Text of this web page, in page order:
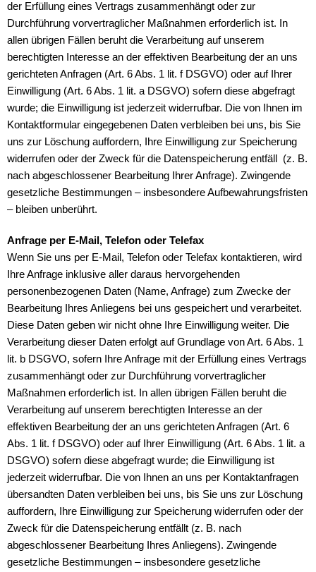
der Erfüllung eines Vertrags zusammenhängt oder zur
Durchführung vorvertraglicher Maßnahmen erforderlich ist. In
allen übrigen Fällen beruht die Verarbeitung auf unserem
berechtigten Interesse an der effektiven Bearbeitung der an uns
gerichteten Anfragen (Art. 6 Abs. 1 lit. f DSGVO) oder auf Ihrer
Einwilligung (Art. 6 Abs. 1 lit. a DSGVO) sofern diese abgefragt
wurde; die Einwilligung ist jederzeit widerrufbar. Die von Ihnen im
Kontaktformular eingegebenen Daten verbleiben bei uns, bis Sie
uns zur Löschung auffordern, Ihre Einwilligung zur Speicherung
widerrufen oder der Zweck für die Datenspeicherung entfäll (z. B.
nach abgeschlossener Bearbeitung Ihrer Anfrage). Zwingende
gesetzliche Bestimmungen – insbesondere Aufbewahrungsfristen
– bleiben unberührt.
Anfrage per E-Mail, Telefon oder Telefax
Wenn Sie uns per E-Mail, Telefon oder Telefax kontaktieren, wird
Ihre Anfrage inklusive aller daraus hervorgehenden
personenbezogenen Daten (Name, Anfrage) zum Zwecke der
Bearbeitung Ihres Anliegens bei uns gespeichert und verarbeitet.
Diese Daten geben wir nicht ohne Ihre Einwilligung weiter. Die
Verarbeitung dieser Daten erfolgt auf Grundlage von Art. 6 Abs. 1
lit. b DSGVO, sofern Ihre Anfrage mit der Erfüllung eines Vertrags
zusammenhängt oder zur Durchführung vorvertraglicher
Maßnahmen erforderlich ist. In allen übrigen Fällen beruht die
Verarbeitung auf unserem berechtigten Interesse an der
effektiven Bearbeitung der an uns gerichteten Anfragen (Art. 6
Abs. 1 lit. f DSGVO) oder auf Ihrer Einwilligung (Art. 6 Abs. 1 lit. a
DSGVO) sofern diese abgefragt wurde; die Einwilligung ist
jederzeit widerrufbar. Die von Ihnen an uns per Kontaktanfragen
übersandten Daten verbleiben bei uns, bis Sie uns zur Löschung
auffordern, Ihre Einwilligung zur Speicherung widerrufen oder der
Zweck für die Datenspeicherung entfällt (z. B. nach
abgeschlossener Bearbeitung Ihres Anliegens). Zwingende
gesetzliche Bestimmungen – insbesondere gesetzliche